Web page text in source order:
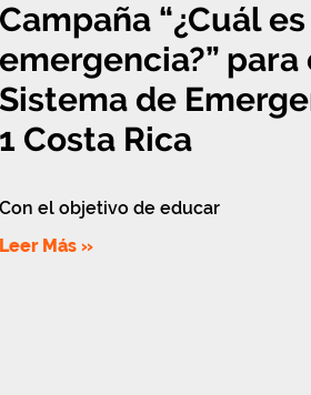
Campaña “¿Cuál
emergencia?” para
Sistema de
1 Costa Rica
Con el objetivo de educar
Leer Más »